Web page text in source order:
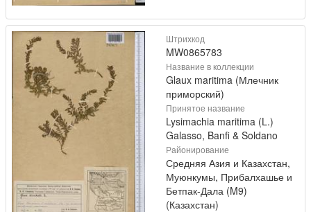
Штрихкод
MW0865783
Название в коллекции
Glaux maritima (Млечник
приморский)
Принятое название
Lysimachia maritima (L.)
Galasso, Banfi & Soldano
Районирование
Средняя Азия и Казахстан,
Муюнкумы, Прибалхашье и
Бетпак-Дала (M9)
(Казахстан)